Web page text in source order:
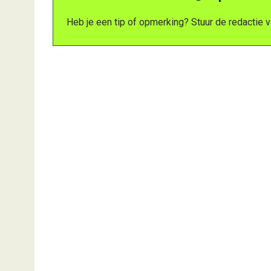
Heb je een tip of opmerking? Stuur de redactie